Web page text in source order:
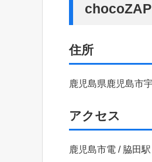
住所
鹿児島県鹿児島市
アクセス
鹿児島市電 / 脇